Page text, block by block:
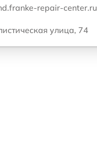
repair-center.ru
улица, 74